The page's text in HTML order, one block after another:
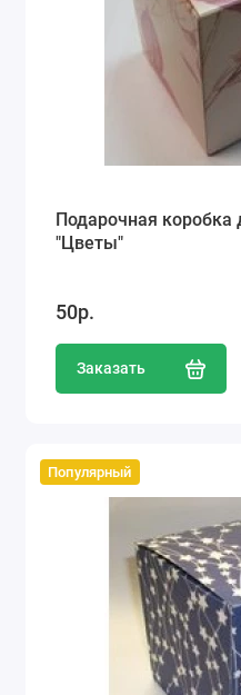
Подарочная
"Цветы"
50р.
Заказать
Популярный